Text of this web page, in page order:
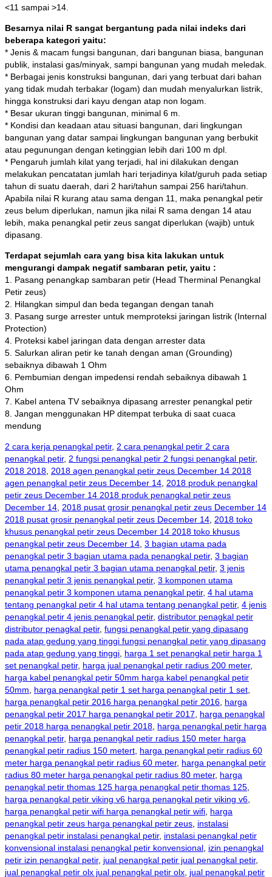
<11 sampai >14.
Besarnya nilai R sangat bergantung pada nilai indeks dari
beberapa kategori yaitu:
* Jenis & macam fungsi bangunan, dari bangunan biasa, bangunan
publik, instalasi gas/minyak, sampi bangunan yang mudah meledak.
* Berbagai jenis konstruksi bangunan, dari yang terbuat dari bahan
yang tidak mudah terbakar (logam) dan mudah menyalurkan listrik,
hingga konstruksi dari kayu dengan atap non logam.
* Besar ukuran tinggi bangunan, minimal 6 m.
* Kondisi dan keadaan atau situasi bangunan, dari lingkungan
bangunan yang datar sampai lingkungan bangunan yang berbukit
atau pegunungan dengan ketinggian lebih dari 100 m dpl.
* Pengaruh jumlah kilat yang terjadi, hal ini dilakukan dengan
melakukan pencatatan jumlah hari terjadinya kilat/guruh pada setiap
tahun di suatu daerah, dari 2 hari/tahun sampai 256 hari/tahun.
Apabila nilai R kurang atau sama dengan 11, maka penangkal petir
zeus belum diperlukan, namun jika nilai R sama dengan 14 atau
lebih, maka penangkal petir zeus sangat diperlukan (wajib) untuk
dipasang.
Terdapat sejumlah cara yang bisa kita lakukan untuk
mengurangi dampak negatif sambaran petir, yaitu :
1. Pasang penangkap sambaran petir (Head Therminal Penangkal
Petir zeus)
2. Hilangkan simpul dan beda tegangan dengan tanah
3. Pasang surge arrester untuk memproteksi jaringan listrik (Internal
Protection)
4. Proteksi kabel jaringan data dengan arrester data
5. Salurkan aliran petir ke tanah dengan aman (Grounding)
sebaiknya dibawah 1 Ohm
6. Pembumian dengan impedensi rendah sebaiknya dibawah 1
Ohm
7. Kabel antena TV sebaiknya dipasang arrester penangkal petir
8. Jangan menggunakan HP ditempat terbuka di saat cuaca
mendung
2 cara kerja penangkal petir, 2 cara penangkal petir 2 cara
penangkal petir, 2 fungsi penangkal petir 2 fungsi penangkal petir,
2018 2018 2018 agen penangkal petir zeus December 14 2018
agen penangkal petir zeus December 14 2018 produk penangkal
petir zeus December 14 2018 produk penangkal petir zeus
December 14 2018 pusat grosir penangkal petir zeus December 14
2018 pusat grosir penangkal petir zeus December 14 2018 toko
khusus penangkal petir zeus December 14 2018 toko khusus
penangkal petir zeus December 14 3 bagian utama pada
penangkal petir 3 bagian utama pada penangkal petir, 3 bagian
utama penangkal petir 3 bagian utama penangkal petir, 3 jenis
penangkal petir 3 jenis penangkal petir, 3 komponen utama
penangkal petir 3 komponen utama penangkal petir, 4 hal utama
tentang penangkal petir 4 hal utama tentang penangkal petir, 4 jenis
penangkal petir 4 jenis penangkal petir, distributor penagkal petir
distributor penagkal petir, fungsi penangkal petir yang dipasang
pada atap gedung yang tinggi fungsi penangkal petir yang dipasang
pada atap gedung yang tinggi harga 1 set penangkal petir harga 1
set penangkal petir, harga jual penangkal petir radius 200 meter,
harga kabel penangkal petir 50mm harga kabel penangkal petir
50mm
harga penangkal petir 1 set harga penangkal petir 1 set
harga penangkal petir 2016 harga penangkal petir 2016 harga
penangkal petir 2017 harga penangkal petir 2017
harga penangkal
petir 2018 harga penangkal petir 2018 harga penangkal petir harga
penangkal petir, harga penangkal petir radius 150 meter harga
penangkal petir radius 150 metert harga penangkal petir radius 60
meter harga penangkal petir radius 60 meter, harga penangkal petir
radius 80 meter harga penangkal petir radius 80 meter, harga
penangkal petir thomas 125 harga penangkal petir thomas 125
harga penangkal petir viking v6 harga penangkal petir viking v6
harga penangkal petir wifi harga penangkal petir wifi harga
penangkal petir zeus harga penangkal petir zeus instalasi
penangkal petir instalasi penangkal petir, instalasi penangkal petir
konvensional instalasi penangkal petir konvensional izin penangkal
petir izin penangkal petir, jual penangkal petir jual penangkal petir,
jual penangkal petir olx jual penangkal petir olx jual penangkal petir